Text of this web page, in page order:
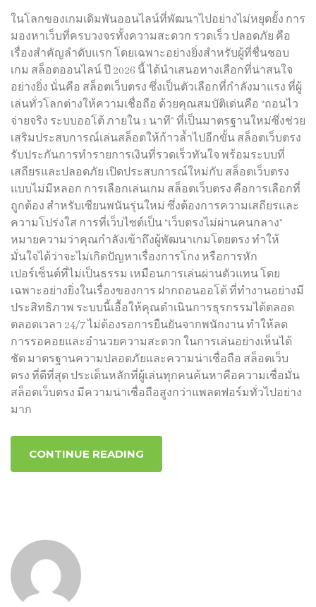
ในโลกของเกมเดิมพันออนไลน์ที่พัฒนาไปอย่างไม่หยุดยั้ง การ
มองหาเว็บที่ครบวงจรทั้งความสะดวก รวดเร็ว ปลอดภัย คือ
เรื่องสำคัญลำดับแรก โดยเฉพาะอย่างยิ่งสำหรับผู้ที่ชื่นชอบ
เกม สล็อตออนไลน์ ปี 2026 นี้ ได้นำเสนอทางเลือกที่น่าสนใจ
อย่างยิ่ง นั่นคือ สล็อตเว็บตรง ซึ่งเป็นตัวเลือกที่กำลังมาแรง ที่ผู้
เล่นทั่วโลกต่างให้ความเชื่อถือ ด้วยคุณสมบัติเด่นคือ “ถอนไว
จ่ายจริง ระบบออโต้ ภายใน 1 นาที” ที่เป็นมาตรฐานใหม่ซึ่งช่วย
เสริมประสบการณ์เล่นสล็อตให้ก้าวล้ำไปอีกขั้น สล็อตเว็บตรง
รับประกันการทำรายการเงินที่รวดเร็วทันใจ พร้อมระบบที่
เสถียรและปลอดภัย เปิดประสบการณ์ใหม่กับ สล็อตเว็บตรง
แบบไม่มีหลอก การเลือกเล่นเกม สล็อตเว็บตรง คือการเลือกที่
ถูกต้อง สำหรับเซียนพนันรุ่นใหม่ ซึ่งต้องการความเสถียรและ
ความโปร่งใส การที่เว็บไซต์เป็น “เว็บตรงไม่ผ่านคนกลาง”
หมายความว่าคุณกำลังเข้าถึงผู้พัฒนาเกมโดยตรง ทำให้
มั่นใจได้ว่าจะไม่เกิดปัญหาเรื่องการโกง หรือการหัก
เปอร์เซ็นต์ที่ไม่เป็นธรรม เหมือนการเล่นผ่านตัวแทน โดย
เฉพาะอย่างยิ่งในเรื่องของการ ฝากถอนออโต้ ที่ทำงานอย่างมี
ประสิทธิภาพ ระบบนี้เอื้อให้คุณดำเนินการธุรกรรมได้ตลอด
ตลอดเวลา 24/7 ไม่ต้องรอการยืนยันจากพนักงาน ทำให้ลด
การรอคอยและอำนวยความสะดวก ในการเล่นอย่างเห็นได้
ชัด มาตรฐานความปลอดภัยและความน่าเชื่อถือ สล็อตเว็บ
ตรง ที่ดีที่สุด ประเด็นหลักที่ผู้เล่นทุกคนค้นหาคือความเชื่อมั่น
สล็อตเว็บตรง มีความน่าเชื่อถือสูงกว่าแพลตฟอร์มทั่วไปอย่าง
มาก
CONTINUE READING